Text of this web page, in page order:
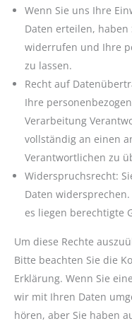
Wenn Sie uns Ihre
Daten erteilen, haben
widerrufen und Ihre
zu lassen.
Recht auf
Ihre
Verarbeitung
vollständig an einen
Verantwortlichen zu
Widerspruchsrecht:
Daten
es liegen berechtigte
Um diese Rechte
Bitte beachten Sie die
Erklärung. Wenn Sie
wir mit Ihren Daten
hören, aber Sie haben